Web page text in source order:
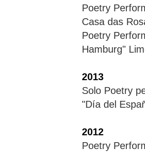
Poetry
Casa das
Poetry
Hamburg"
2013
Solo Poetry
"Día del
2012
Poetry